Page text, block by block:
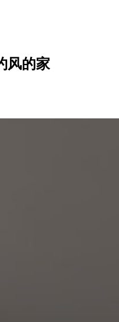
风的家